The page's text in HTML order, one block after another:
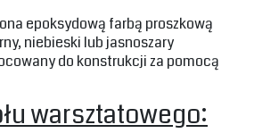
epoksydową farbą proszkową‎
niebieski lub jasnoszary‎
do konstrukcji za pomocą
warsztatowego:‎